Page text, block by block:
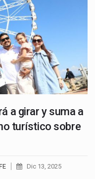
a girar y suma a
turístico sobre
Dic 13, 2025